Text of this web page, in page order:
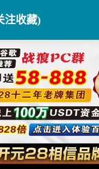
注收藏)